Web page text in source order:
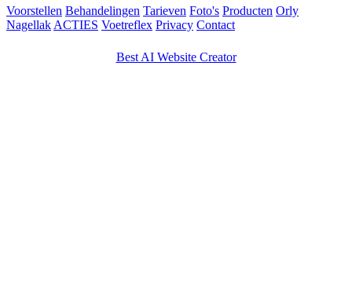
Voorstellen Behandelingen Tarieven Foto's Producten Orly
Nagellak ACTIES Voetreflex Privacy Contact
Best AI Website Creator